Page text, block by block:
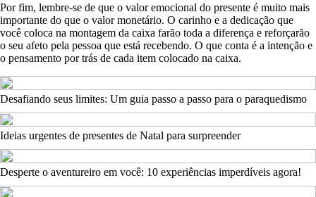
Por fim, lembre-se de que o valor emocional do presente é muito mais
importante do que o valor monetário. O carinho e a dedicação que
você coloca na montagem da caixa farão toda a diferença e reforçarão
o seu afeto pela pessoa que está recebendo. O que conta é a intenção e
o pensamento por trás de cada item colocado na caixa.
Desafiando seus limites: Um guia passo a passo para o paraquedismo
Ideias urgentes de presentes de Natal para surpreender
Desperte o aventureiro em você: 10 experiências imperdíveis agora!